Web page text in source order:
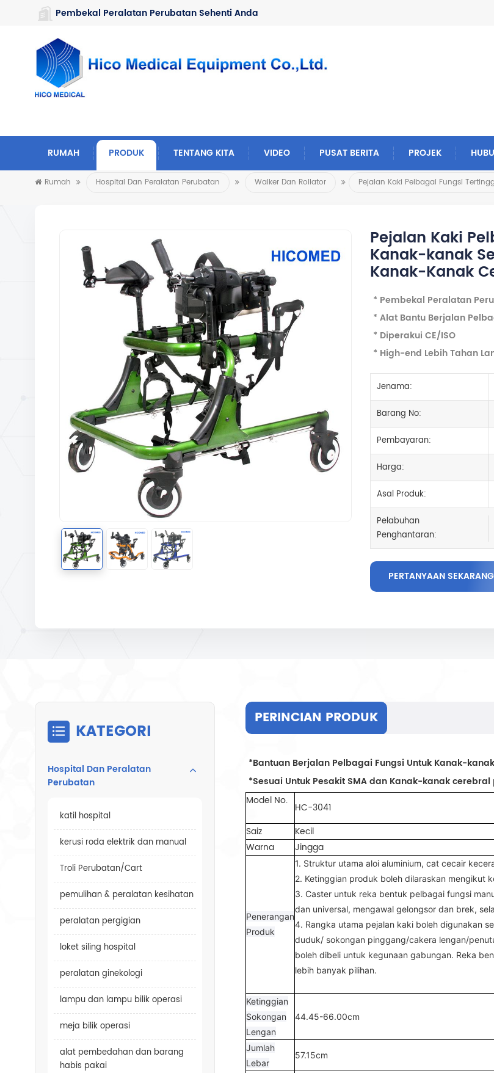
https://www.microsoft.com/en-us/microsoft-teams/log-in
Pembekal Peralatan Perubatan Sehenti Anda
RUMAH PRODUK TENTANG KITA VIDEO PUSAT BERITA PROJEK
Rumah Hospital Dan Peralatan Perubatan Walker Dan Rollator
Pejalan Kaki
Kanak-kanak
Kanak-Kanak
* Pembekal Peralatan
* Alat Bantu Berjalan
* Diperakui CE/ISO
* High-end Lebih Tahan
Jenama:
Barang No:
Pembayaran:
Harga:
Asal Produk:
Pelabuhan
Penghantaran:
PERTANYAAN SEKARANG
PERINCIAN PRODUK
*Bantuan Berjalan Pelbagai Fungsi Untuk Kanak-kanak
*Sesuai Untuk Pesakit SMA dan Kanak-kanak
Model No.
HC-3041
Saiz
Kecil
Warna
Jingga
Penerangan
Produk
1. Struktur utama aloi aluminium, cat cecair
2. Ketinggian produk boleh dilaraskan mengikut
3. Caster untuk reka bentuk pelbagai fungsi
dan universal, mengawal gelongsor dan brek,
4. Rangka utama pejalan kaki boleh digunakan
duduk/ sokongan pinggang/cakera lengan/
boleh dibeli untuk kegunaan gabungan. Reka
lebih banyak pilihan.
Ketinggian
Sokongan
Lengan
44.45-66.00cm
Jumlah
Lebar
57.15cm
KATEGORI
Hospital Dan Peralatan
Perubatan
katil hospital
kerusi roda elektrik dan manual
Troli Perubatan/Cart
pemulihan & peralatan kesihatan
peralatan pergigian
loket siling hospital
peralatan ginekologi
lampu dan lampu bilik operasi
meja bilik operasi
alat pembedahan dan barang
habis pakai